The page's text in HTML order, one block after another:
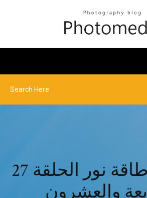
مسلسل طاقة نور الحلقة 27
والعشرون